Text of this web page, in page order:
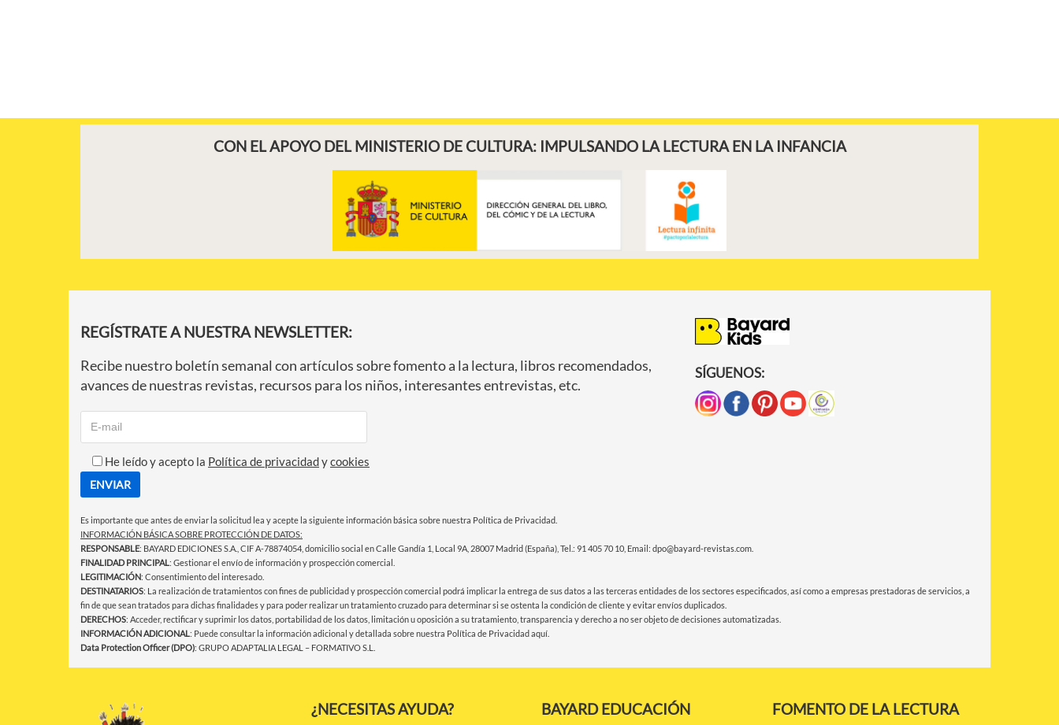
CON EL APOYO DEL MINISTERIO DE CULTURA: IMPULSANDO LA LECTURA EN LA INFANCIA
REGÍSTRATE A NUESTRA NEWSLETTER:
Recibe nuestro boletín semanal con artículos sobre fomento a la lectura, libros recomendados,
avances de nuestras revistas, recursos para los niños, interesantes entrevistas, etc.
He leído y acepto la Política de privacidadycookies
SÍGUENOS:
Es importante que antes de enviar la solicitud lea y acepte la siguiente información básica sobre nuestra Política de Privacidad.
INFORMACIÓN BÁSICA SOBRE PROTECCIÓN DE DATOS:
RESPONSABLE: BAYARD EDICIONES S.A., CIF A-78874054, domicilio social en Calle Gandía 1, Local 9A, 28007 Madrid (España), Tel.: 91 405 70 10, Email: dpo@bayard-revistas.com.
FINALIDAD PRINCIPAL: Gestionar el envío de información y prospección comercial.
LEGITIMACIÓN: Consentimiento del interesado.
DESTINATARIOS: La realización de tratamientos con fines de publicidad y prospección comercial podrá implicar la entrega de sus datos a las terceras entidades de los sectores especificados, así como a empresas prestadoras de servicios, a
fin de que sean tratados para dichas finalidades y para poder realizar un tratamiento cruzado para determinar si se ostenta la condición de cliente y evitar envíos duplicados.
DERECHOS: Acceder, rectificar y suprimir los datos, portabilidad de los datos, limitación u oposición a su tratamiento, transparencia y derecho a no ser objeto de decisiones automatizadas.
INFORMACIÓN ADICIONAL: Puede consultar la información adicional y detallada sobre nuestra Política de Privacidadaquí
Data Protection Officer (DPO): GRUPO ADAPTALIA LEGAL – FORMATIVO S.L.
¿NECESITAS AYUDA? BAYARD EDUCACIÓN FOMENTO DE LA LECTURA